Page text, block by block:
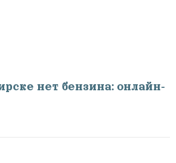
нет бензина: онлайн-